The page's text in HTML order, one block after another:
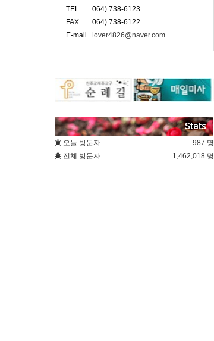
TEL
064) 738-6123
FAX
064) 738-6122
E-mail
over4826@naver.com
오늘 방문자
987 명
전체 방문자
1,462,018 명